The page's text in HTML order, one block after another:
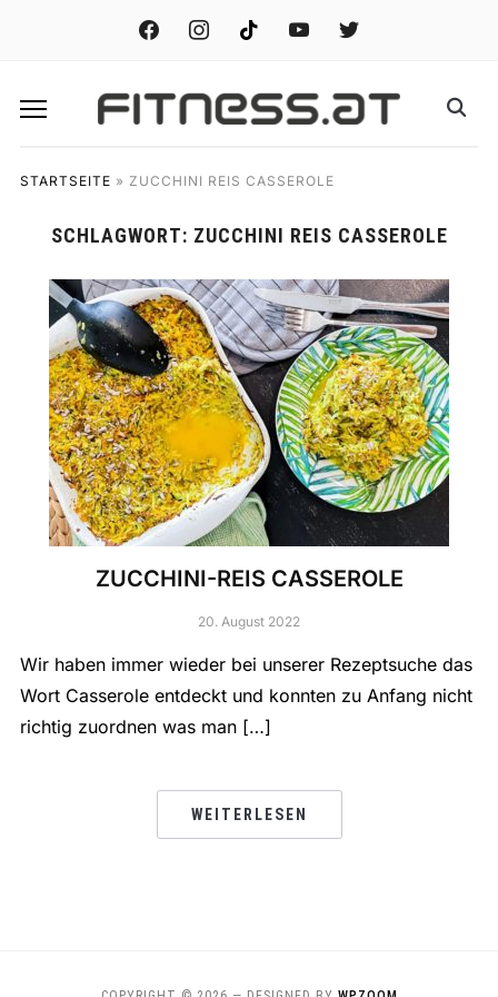
facebook instagramtiktok youtube twitter
STARTSEITE » ZUCCHINI REIS CASSEROLE
SCHLAGWORT: ZUCCHINI REIS CASSEROLE
ZUCCHINI-REIS CASSEROLE
20. August 2022
Wir haben immer wieder bei unserer Rezeptsuche das
Wort Casserole entdeckt und konnten zu Anfang nicht
richtig zuordnen was man […]
WEITERLESEN